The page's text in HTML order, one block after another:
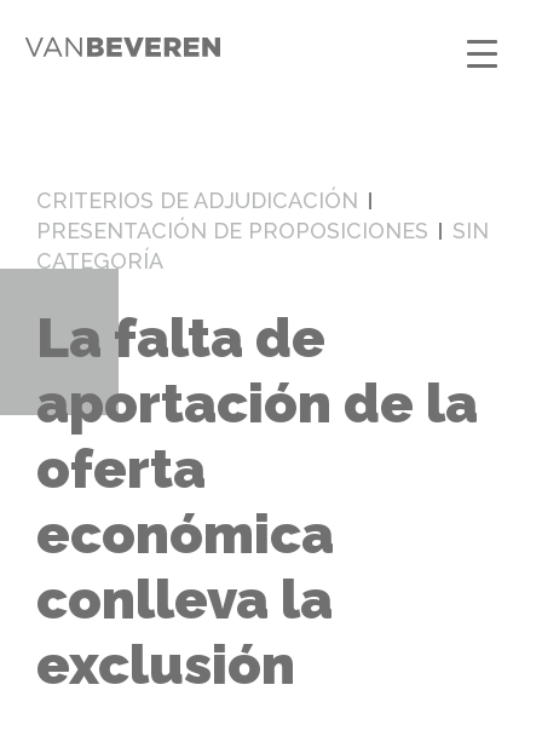
CRITERIOS DE ADJUDICACIÓN
PRESENTACIÓN DE PROPOSICIONES
SIN
CATEGORÍA
La falta de
aportación de la
oferta
económica
conlleva la
exclusión